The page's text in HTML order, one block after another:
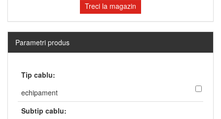
Treci la magazin
Parametri produs
Tip cablu:
echipament
Subtip cablu: